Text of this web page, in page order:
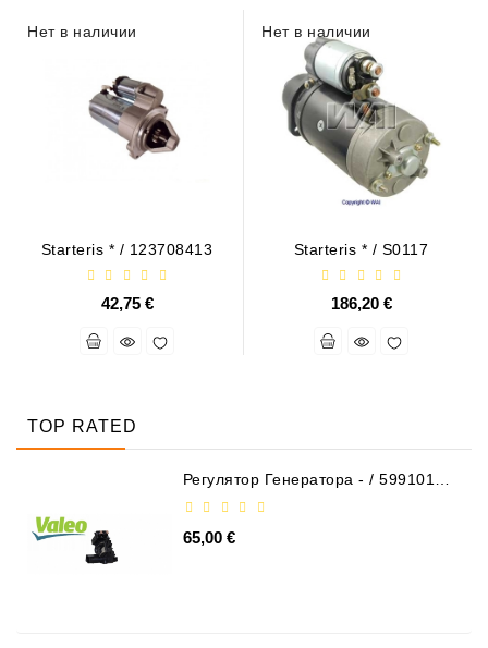
Нет в наличии
Starteris * / 123708413
42,75 €
Нет в наличии
Starteris * / S0117
186,20 €
TOP RATED
Регулятор Генератора - / 599101
65,00 €